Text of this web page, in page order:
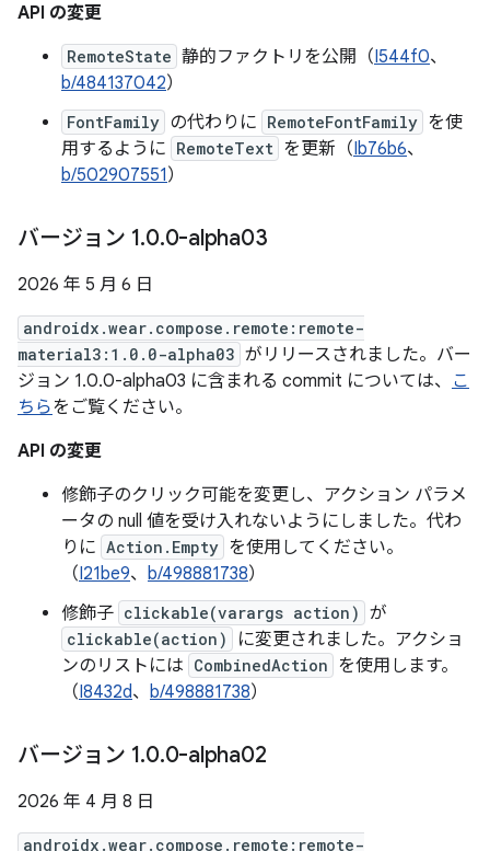
API の変更
RemoteState 静的ファクトリを公開（I544f0、
b/484137042）
FontFamily の代わりに RemoteFontFamily を使
用するように RemoteText を更新（Ib76b6、
b/502907551）
バージョン 1.0.0-alpha03
2026 年 5 月 6 日
androidx.wear.compose.remote:remote-
material3:1.0.0-alpha03 がリリースされました。バー
ジョン 1.0.0-alpha03 に含まれる commit については、 こ
ちらをご覧ください。
API の変更
修飾子のクリック可能を変更し、アクション パラメ
ータの null 値を受け入れないようにしました。代わ
りに Action.Empty を使用してください。
（I21be9、 b/498881738）
修飾子 clickable(varargs action) が
clickable(action)
に変更されました。アクショ
ンのリストには CombinedAction を使用します。
（I8432d、 b/498881738）
バージョン 1.0.0-alpha02
2026 年 4 月 8 日
androidx.wear.compose.remote:remote-